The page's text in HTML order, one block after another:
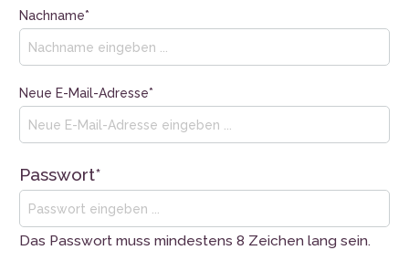
Nachname*
Neue E-Mail-Adresse*
Passwort*
Das Passwort muss mindestens 8 Zeichen lang sein.